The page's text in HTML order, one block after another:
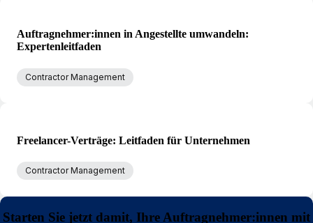
Auftragnehmer:innen in Angestellte umwandeln:
Expertenleitfaden
Contractor Management
Freelancer-Verträge: Leitfaden für Unternehmen
Contractor Management
Starten Sie jetzt damit, Ihre Auftragnehmer:innen mit